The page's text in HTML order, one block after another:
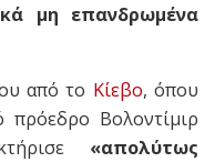
μη επανδρωμένα
από το Κίεβο, όπου
Βολοντίμιρ
«απολύτως